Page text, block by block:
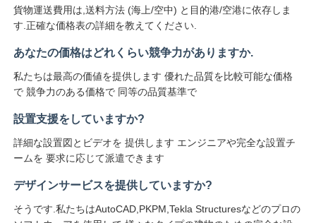
貨物運送費用は,送料方法 (海上/空中) と目的港/空港に依存しま
す.正確な価格表の詳細を教えてください.
あなたの価格はどれくらい競争力がありますか.
私たちは最高の価値を提供します 優れた品質を比較可能な価格
で 競争力のある価格で 同等の品質基準で
設置支援をしていますか?
詳細な設置図とビデオを 提供します エンジニアや完全な設置チ
ームを 要求に応じて派遣できます
デザインサービスを提供していますか?
そうです.私たちはAutoCAD,PKPM,Tekla Structuresなどのプロの